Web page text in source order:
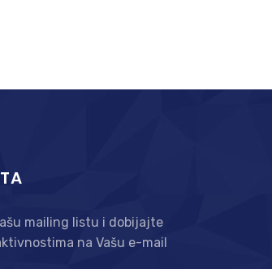
mailing listu i dobijajte
na Vašu e-mail